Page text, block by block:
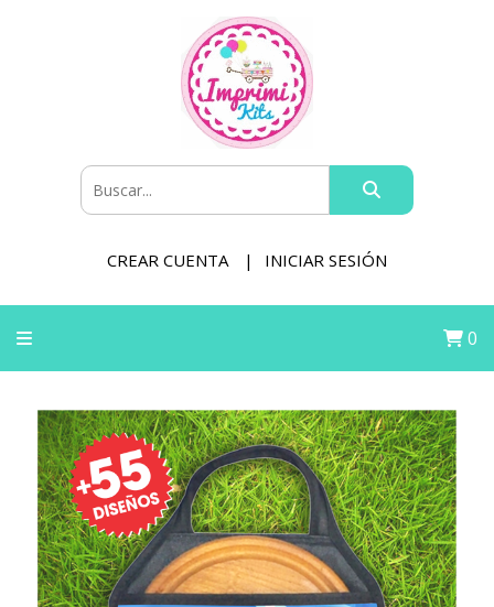
CREAR CUENTA INICIAR SESIÓN
0